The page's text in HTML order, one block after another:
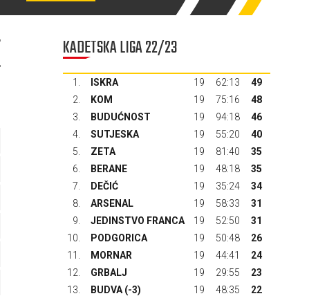
KADETSKA LIGA 22/23
1. ISKRA 19 62:13
49
2.
KOM 19 75:16
48
3.
BUDUĆNOST 19 94:18
46
4.
SUTJESKA 19 55:20
40
5.
ZETA 19 81:40
35
6.
BERANE 19 48:18
35
7.
DEČIĆ 19 35:24
34
8.
ARSENAL 19 58:33
31
9.
JEDINSTVO FRANCA 19 52:50
31
10.
PODGORICA 19 50:48
26
11.
MORNAR 19 44:41
24
12.
GRBALJ 19 29:55
23
13.
BUDVA (-3) 19 48:35
22